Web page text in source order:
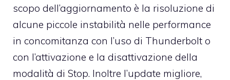
scopo dell’aggiornamento è la risoluzione di
alcune piccole instabilità nelle performance
in concomitanza con l’uso di Thunderbolt o
con l’attivazione e la disattivazione della
modalità di Stop. Inoltre l’update migliore,